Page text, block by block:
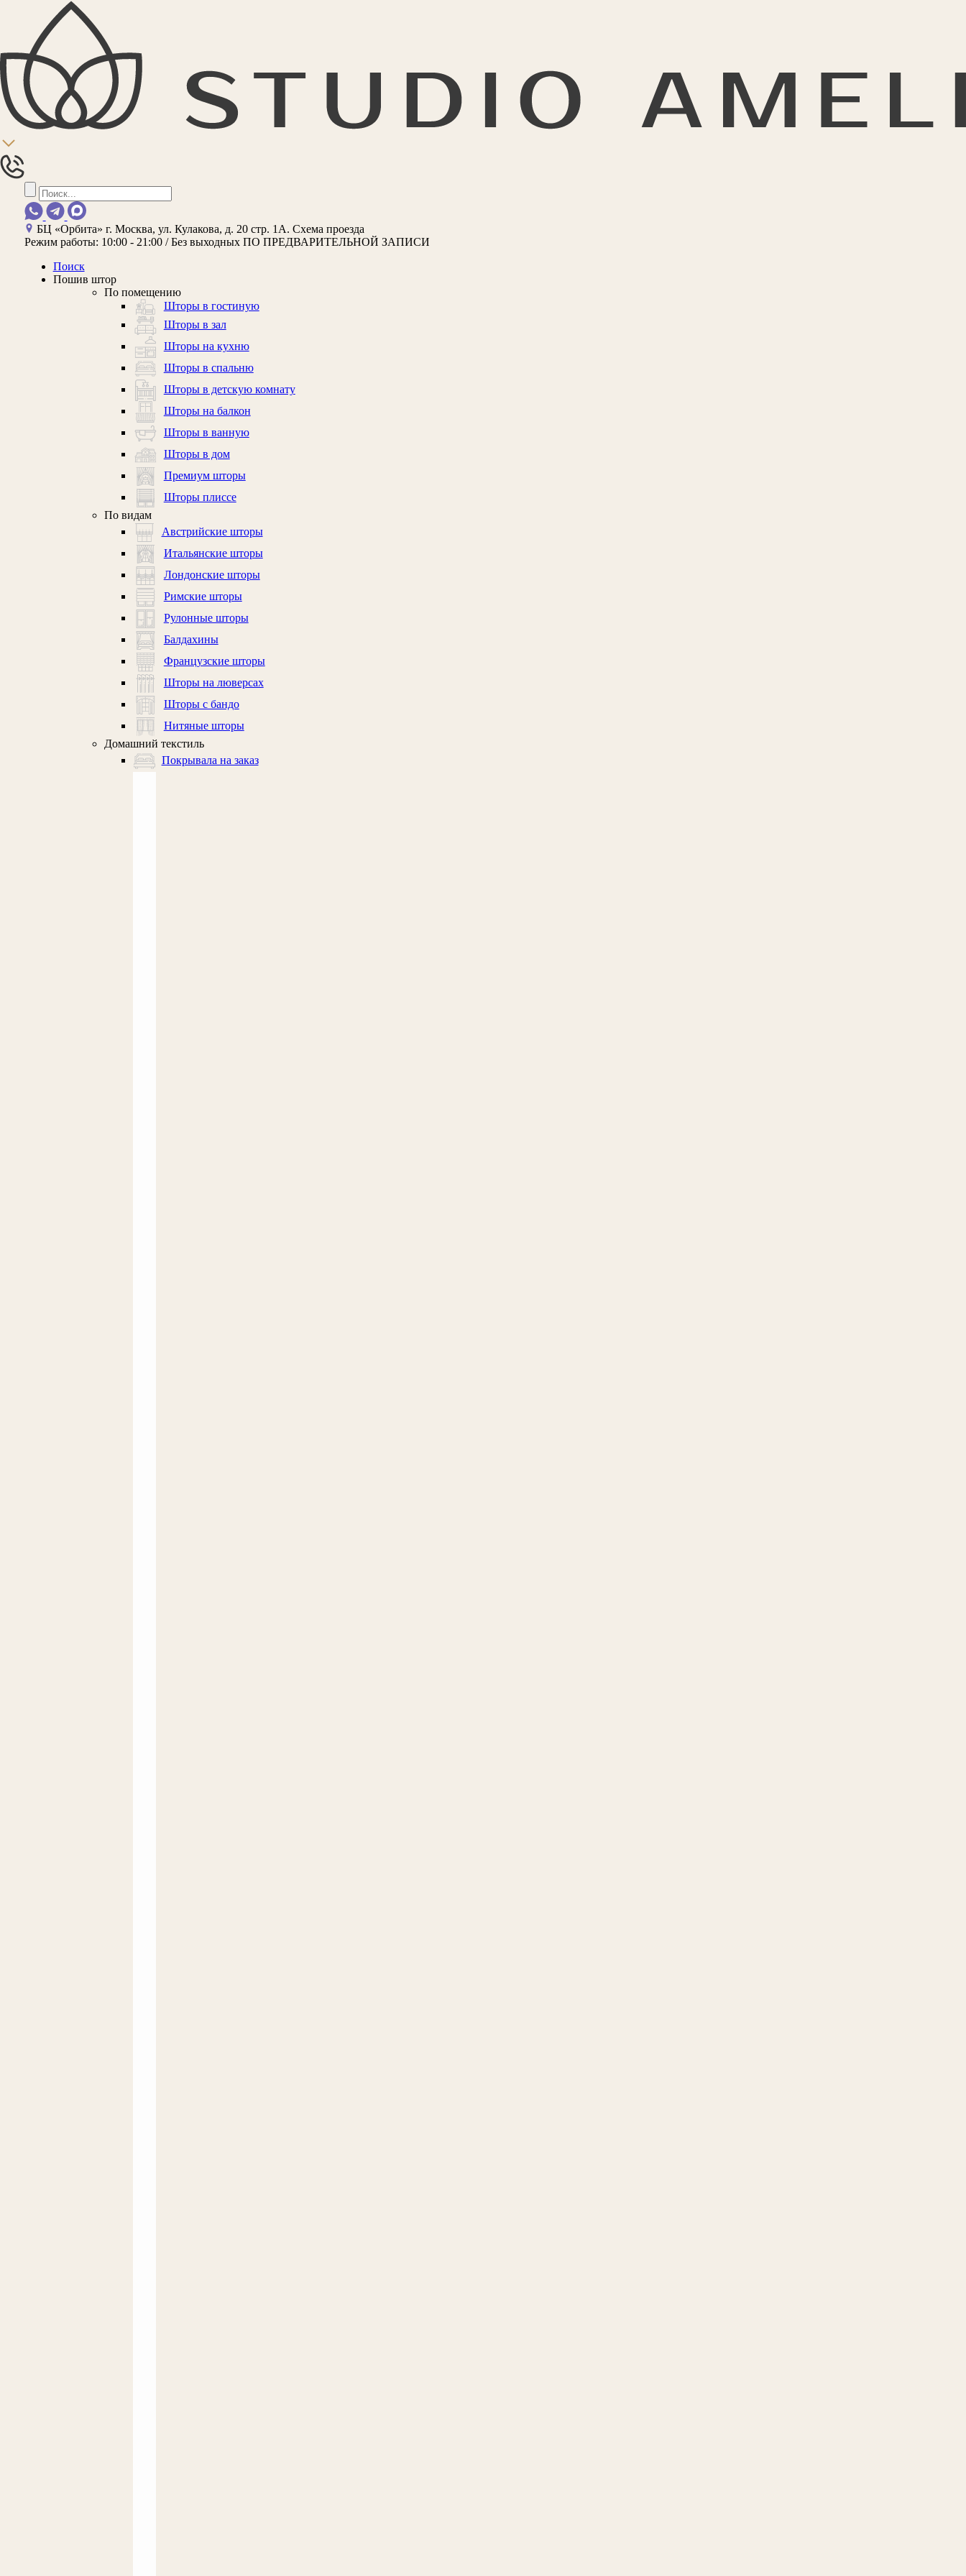
БЦ «Орбита» г. Москва, ул. Кулакова, д. 20 стр. 1А. Схема проезда
Режим работы: 10:00 - 21:00 / Без выходных ПО ПРЕДВАРИТЕЛЬНОЙ ЗАПИСИ
Поиск
Пошив штор
По помещению
Шторы в гостиную
Шторы в зал
Шторы на кухню
Шторы в спальню
Шторы в детскую комнату
Шторы на балкон
Шторы в ванную
Шторы в дом
Премиум шторы
Шторы плиссе
По видам
Австрийские шторы
Итальянские шторы
Лондонские шторы
Римские шторы
Рулонные шторы
Балдахины
Французские шторы
Шторы на люверсах
Шторы с бандо
Нитяные шторы
Домашний текстиль
Покрывала на заказ